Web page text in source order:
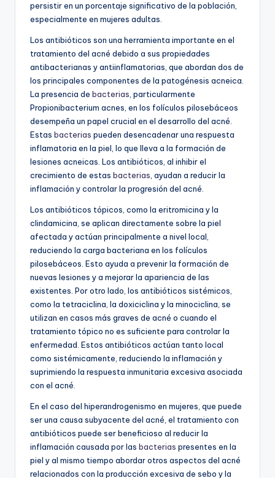
persistir en un porcentaje significativo de la población,
especialmente en mujeres adultas.
Los antibióticos son una herramienta importante en el
tratamiento del acné debido a sus propiedades
antibacterianas y antiinflamatorias, que abordan dos de
los principales componentes de la patogénesis acneica.
La presencia de bacterias, particularmente
Propionibacterium acnes, en los folículos pilosebáceos
desempeña un papel crucial en el desarrollo del acné.
Estas bacterias pueden desencadenar una respuesta
inflamatoria en la piel, lo que lleva a la formación de
lesiones acneicas. Los antibióticos, al inhibir el
crecimiento de estas bacterias, ayudan a reducir la
inflamación y controlar la progresión del acné.
Los antibióticos tópicos, como la eritromicina y la
clindamicina, se aplican directamente sobre la piel
afectada y actúan principalmente a nivel local,
reduciendo la carga bacteriana en los folículos
pilosebáceos. Esto ayuda a prevenir la formación de
nuevas lesiones y a mejorar la apariencia de las
existentes. Por otro lado, los antibióticos sistémicos,
como la tetraciclina, la doxiciclina y la minociclina, se
utilizan en casos más graves de acné o cuando el
tratamiento tópico no es suficiente para controlar la
enfermedad. Estos antibióticos actúan tanto local
como sistémicamente, reduciendo la inflamación y
suprimiendo la respuesta inmunitaria excesiva asociada
con el acné.
En el caso del hiperandrogenismo en mujeres, que puede
ser una causa subyacente del acné, el tratamiento con
antibióticos puede ser beneficioso al reducir la
inflamación causada por las bacterias presentes en la
piel y al mismo tiempo abordar otros aspectos del acné
relacionados con la producción excesiva de sebo y la